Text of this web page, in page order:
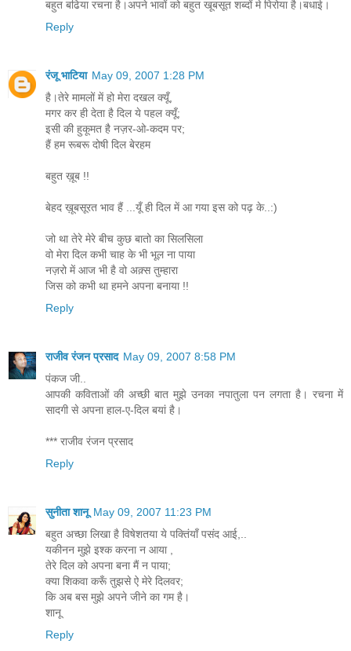
बहुत बढिया रचना है।अपने भावों को बहुत खूबसूत शब्दों मे पिरोया है।बधाई।
Reply
रंजू भाटिया May 09, 2007 1:28 PM
है।तेरे मामलों में हो मेरा दखल क्यूँ,
मगर कर ही देता है दिल ये पहल क्यूँ;
इसी की हुकूमत है नज़र-ओ-कदम पर;
हैं हम रूबरू दोषी दिल बेरहम
बहुत ख़ूब !!
बेहद ख़ूबसूरत भाव हैं ...यूँ ही दिल में आ गया इस को पढ़ के..:)
जो था तेरे मेरे बीच कुछ बातो का सिलसिला
वो मेरा दिल कभी चाह के भी भूल ना पाया
नज़रो में आज भी है वो अक़्स तुम्हारा
जिस को कभी था हमने अपना बनाया !!
Reply
राजीव रंजन प्रसाद May 09, 2007 8:58 PM
पंकज जी..
आपकी कविताओं की अच्छी बात मुझे उनका नपातुला पन लगता है। रचना में
सादगी से अपना हाल-ए-दिल बयां है।
*** राजीव रंजन प्रसाद
Reply
सुनीता शानू May 09, 2007 11:23 PM
बहुत अच्छा लिखा है विषेशतया ये पक्तिंयाँ पसंद आई,..
यकीनन मुझे इश्क करना न आया ,
तेरे दिल को अपना बना मैं न पाया;
क्या शिकवा करूँ तुझसे ऐ मेरे दिलवर;
कि अब बस मुझे अपने जीने का गम है।
शानू
Reply